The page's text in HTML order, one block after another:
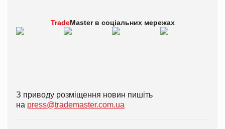
TradeMaster в соціальних мережах
З приводу розміщення новин пишіть
на press@trademaster.com.ua